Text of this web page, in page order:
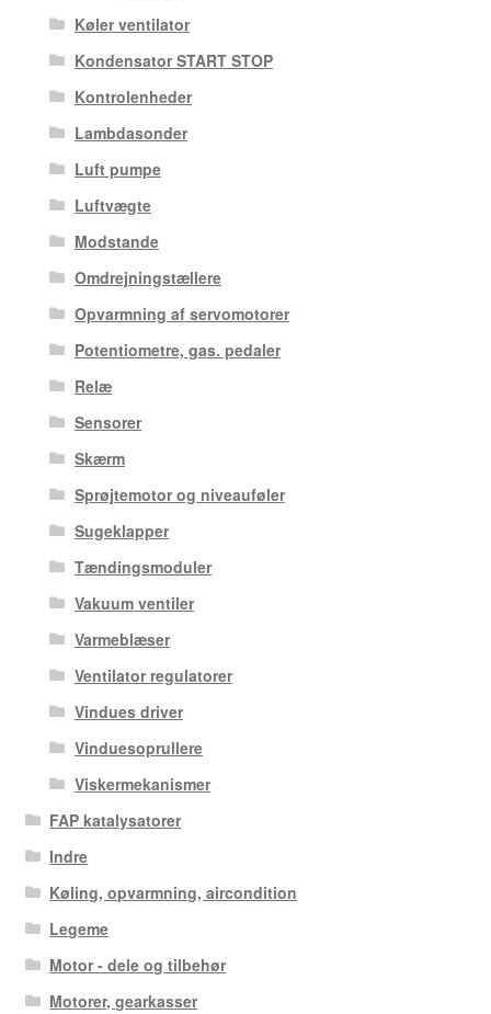
Køler ventilator
Kondensator START STOP
Kontrolenheder
Lambdasonder
Luft pumpe
Luftvægte
Modstande
Omdrejningstællere
Opvarmning af servomotorer
Potentiometre, gas. pedaler
Relæ
Sensorer
Skærm
Sprøjtemotor og niveauføler
Sugeklapper
Tændingsmoduler
Vakuum ventiler
Varmeblæser
Ventilator regulatorer
Vindues driver
Vinduesoprullere
Viskermekanismer
FAP katalysatorer
Indre
Køling, opvarmning, aircondition
Legeme
Motor - dele og tilbehør
Motorer, gearkasser